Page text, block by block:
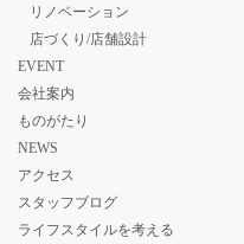
リノベーション
店づくり/店舗設計
EVENT
会社案内
ものがたり
NEWS
アクセス
スタッフブログ
ライフスタイルを考える